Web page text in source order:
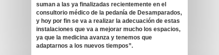
suman a las ya finalizadas recientemente en el
consultorio médico de la pedanía de Desamparados,
y hoy por fin se va a realizar la adecuación de estas
instalaciones que va a mejorar mucho los espacios,
ya que la medicina avanza y tenemos que
adaptarnos a los nuevos tiempos”.